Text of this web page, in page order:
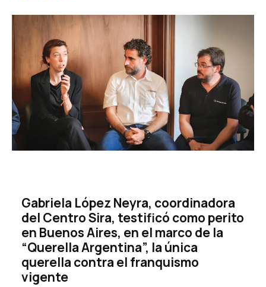
Gabriela López Neyra, coordinadora
del Centro Sira, testificó como perito
en Buenos Aires, en el marco de la
“Querella Argentina”, la única
querella contra el franquismo
vigente